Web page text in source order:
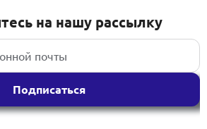
на нашу рассылку
Подписаться